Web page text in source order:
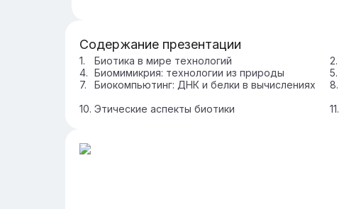
Содержание презентации
Биотика в мире технологий
Биомимикрия: технологии из природы
Биокомпьютинг: ДНК и белки в вычислениях
Этические аспекты биотики